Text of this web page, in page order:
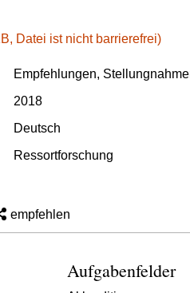
Datei ist nicht barrierefrei)
Empfehlungen,
2018
Deutsch
Ressortforschung
empfehlen
Aufgabenfelder